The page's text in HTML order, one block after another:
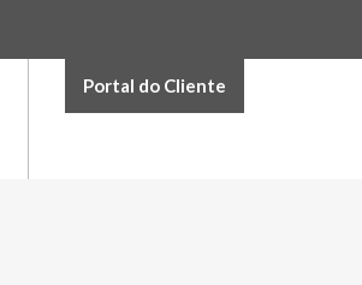
Portal do Cliente